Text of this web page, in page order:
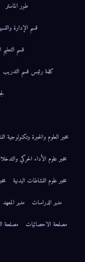
طور الماستر
قسم الإدارة
قسم التعليم
كلمة رئيس قسم التدريب
مخبر العلوم والخبرة وتكنولوجية
مخبر علوم الأداء الحركي
مخبر علوم النشاطات البدنية
مدير الدراسات
مدير المعهد
مصلحة الاحصائيات
مصلحة